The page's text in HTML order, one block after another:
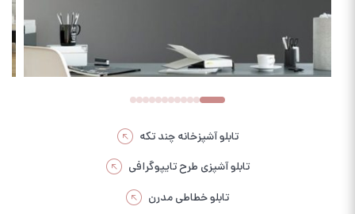
تابلو آشپزخانه چند تکه
تابلو آشپزی طرح تایپوگرافی
تابلو خطاطی مدرن